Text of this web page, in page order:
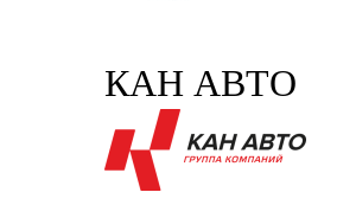
КАН АВТО